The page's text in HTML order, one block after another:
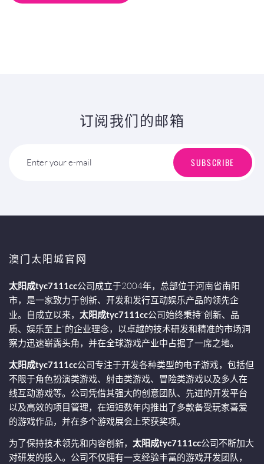
订阅我们的邮箱
Enter your e-mail SUBSCRIBE
澳门太阳城官网
太阳成tyc7111cc公司成立于2004年，总部位于河南省南阳
市，是一家致力于创新、开发和发行互动娱乐产品的领先企
业。自成立以来， 太阳成tyc7111cc公司始终秉持“创新、品
质、娱乐至上”的企业理念，以卓越的技术研发和精准的市场洞
察力迅速崭露头角，并在全球游戏产业中占据了一席之地。
太阳成tyc7111cc公司专注于开发各种类型的电子游戏，包括但
不限于角色扮演类游戏、射击类游戏、冒险类游戏以及多人在
线互动游戏等。公司凭借其强大的创意团队、先进的开发平台
以及高效的项目管理，在短短数年内推出了多款备受玩家喜爱
的游戏作品，并在多个游戏展会上荣获奖项。
为了保持技术领先和内容创新， 太阳成tyc7111cc公司不断加大
对研发的投入。公司不仅拥有一支经验丰富的游戏开发团队，